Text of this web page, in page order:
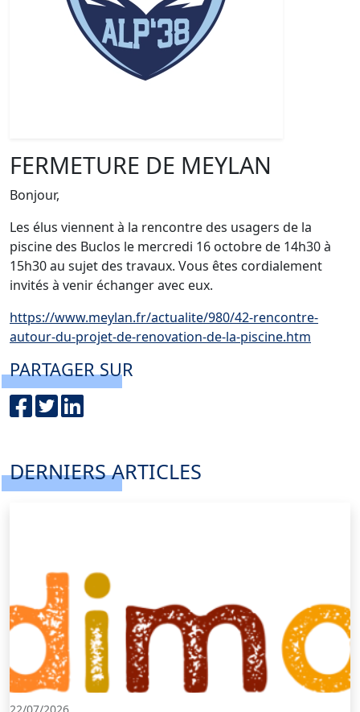
FERMETURE DE MEYLAN
Bonjour,
Les élus viennent à la rencontre des usagers de la
piscine des Buclos le mercredi 16 octobre de 14h30 à
15h30 au sujet des travaux. Vous êtes cordialement
invités à venir échanger avec eux.
https://www.meylan.fr/actualite/980/42-rencontre-
autour-du-projet-de-renovation-de-la-piscine.htm
PARTAGER SUR
DERNIERS ARTICLES